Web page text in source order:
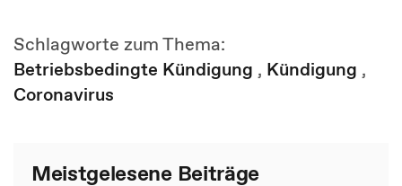
Schlagworte zum Thema:
Betriebsbedingte Kündigung , Kündigung ,
Coronavirus
Meistgelesene Beiträge